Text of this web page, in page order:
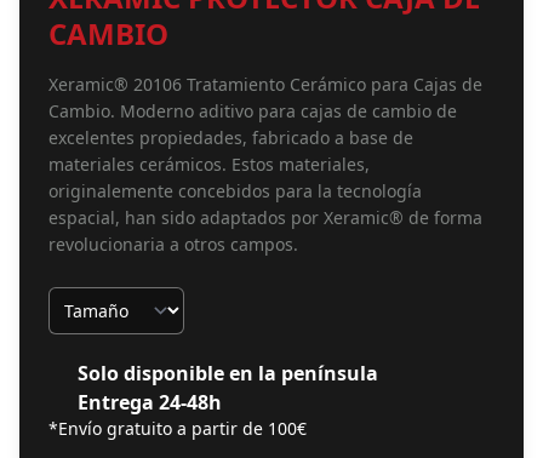
CAMBIO
Xeramic® 20106 Tratamiento Cerámico para Cajas de
Cambio. Moderno aditivo para cajas de cambio de
excelentes propiedades, fabricado a base de
materiales cerámicos. Estos materiales,
originalemente concebidos para la tecnología
espacial, han sido adaptados por Xeramic® de forma
revolucionaria a otros campos.
Tamaño
Solo disponible en la península
Entrega 24-48h
*Envío gratuito a partir de 100€